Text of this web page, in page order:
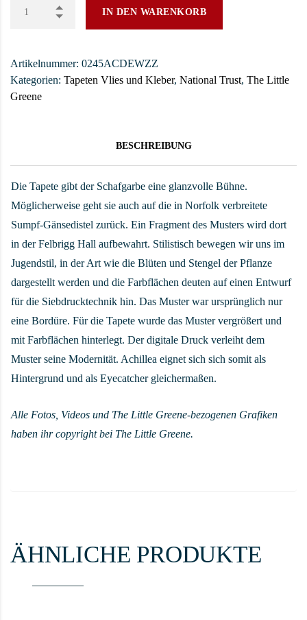
IN DEN WARENKORB
Artikelnummer: 0245ACDEWZZ
Kategorien: Tapeten Vlies und Kleber, National Trust, The Little
Greene
BESCHREIBUNG
Die Tapete gibt der Schafgarbe eine glanzvolle Bühne.
Möglicherweise geht sie auch auf die in Norfolk verbreitete
Sumpf-Gänsedistel zurück. Ein Fragment des Musters wird dort
in der Felbrigg Hall aufbewahrt. Stilistisch bewegen wir uns im
Jugendstil, in der Art wie die Blüten und Stengel der Pflanze
dargestellt werden und die Farbflächen deuten auf einen Entwurf
für die Siebdrucktechnik hin. Das Muster war ursprünglich nur
eine Bordüre. Für die Tapete wurde das Muster vergrößert und
mit Farbflächen hinterlegt. Der digitale Druck verleiht dem
Muster seine Modernität. Achillea eignet sich sich somit als
Hintergrund und als Eyecatcher gleichermaßen.
Alle Fotos, Videos und The Little Greene-bezogenen Grafiken
haben ihr copyright bei The Little Greene.
ÄHNLICHE PRODUKTE